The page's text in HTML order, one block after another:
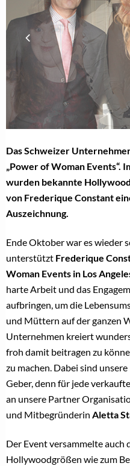
Das Schweizer
„Power of Woman Events“.
wurden bekannte
von Frederique Constant
Auszeichnung.
Ende Oktober war es wieder
unterstützt Frederique
Woman Events in Los
harte Arbeit und das
aufbringen, um die
und Müttern auf der ganzen
Unternehmen kreiert
froh damit beitragen zu
zu machen. Dabei sind
Geber, denn für jede
an unsere Partner
und Mitbegründerin Aletta
Der Event versammelte auch
Hollywoodgrößen wie zum